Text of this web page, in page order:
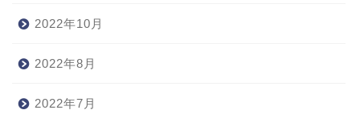
2022年10月
2022年8月
2022年7月